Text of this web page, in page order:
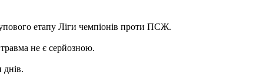
етапу Ліги чемпіонів проти ПСЖ.
не є серйозною.
днів.